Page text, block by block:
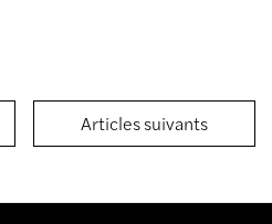
Articles suivants